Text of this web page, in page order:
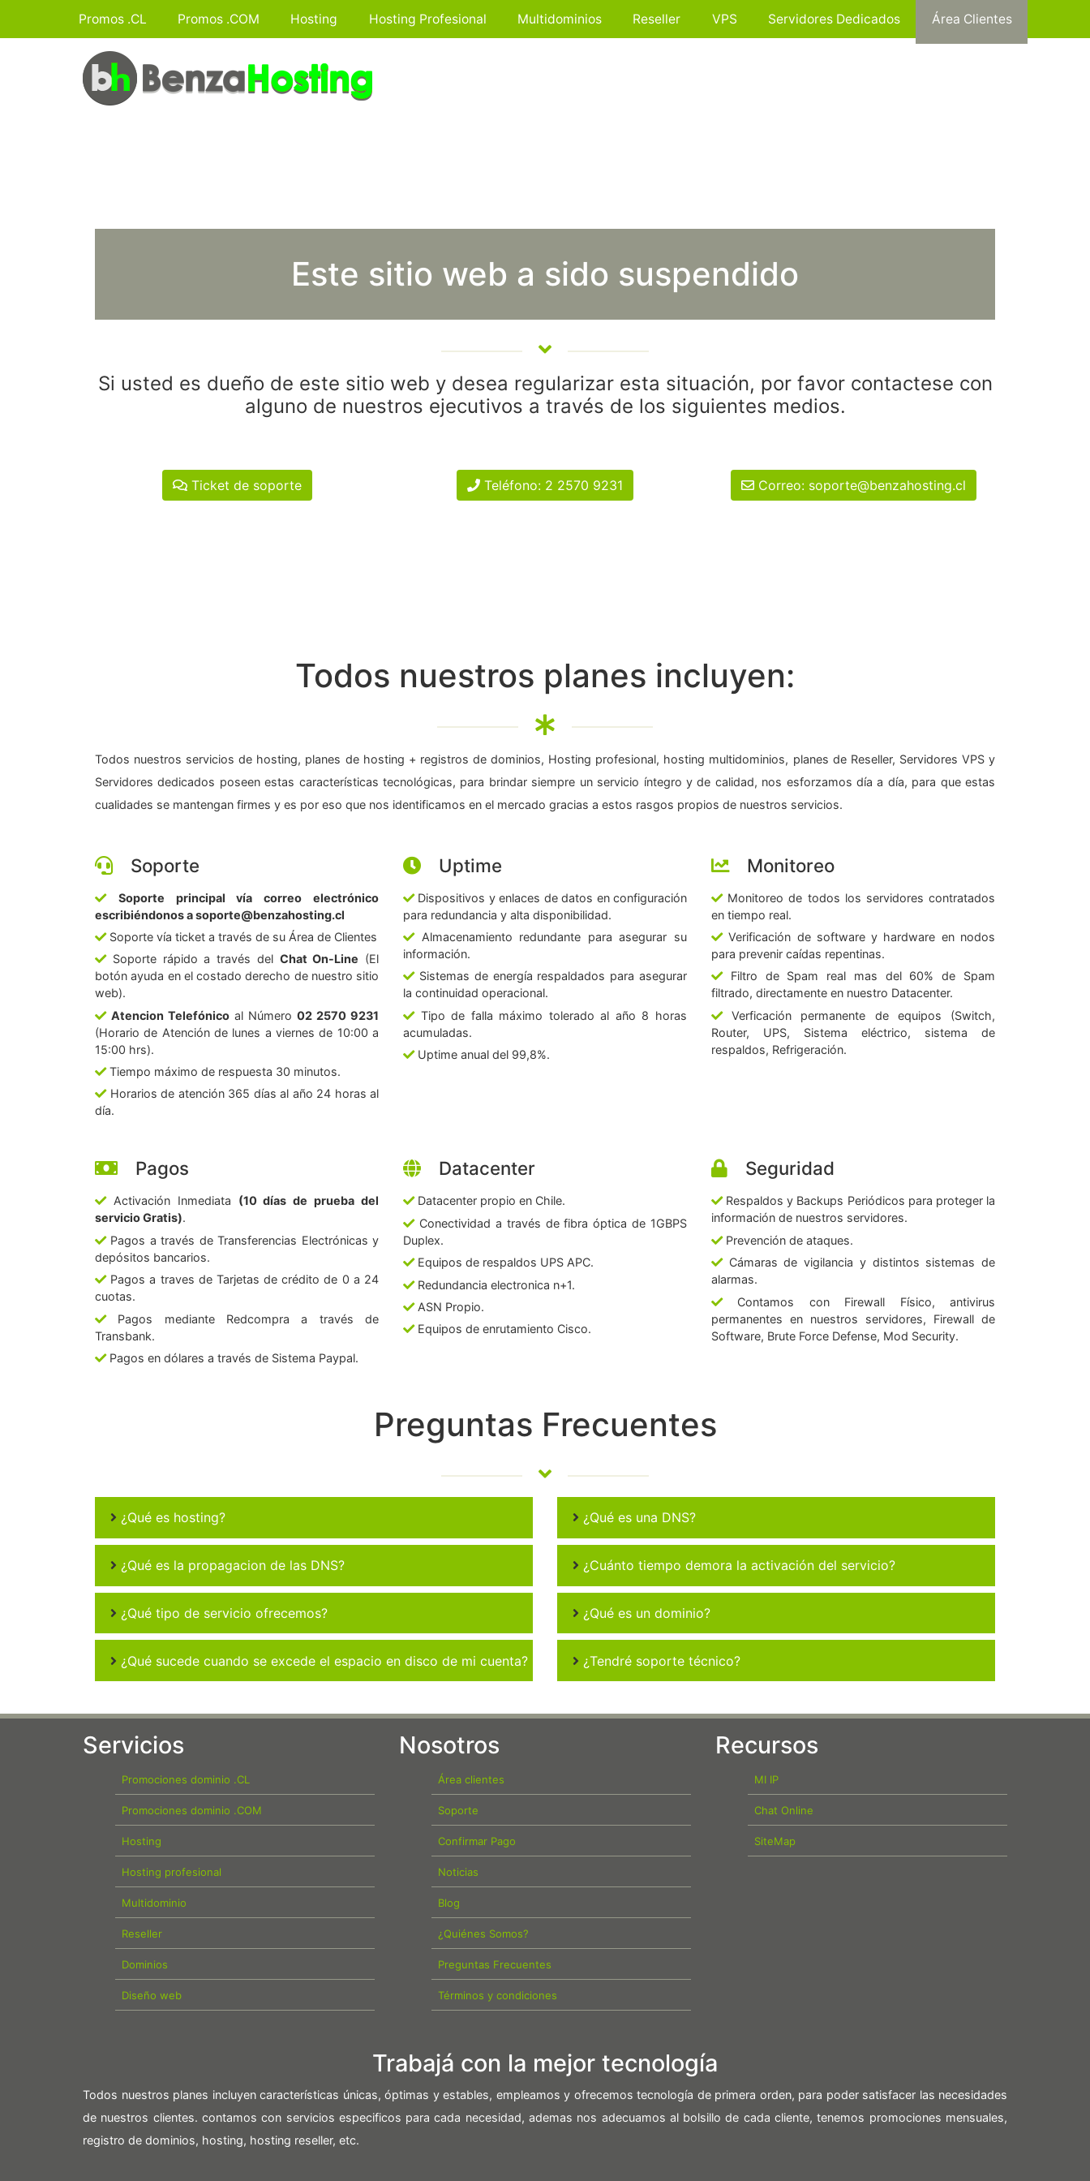
Promos .CL Promos .COM Hosting Hosting Profesional Multidominios Reseller VPS Servidores Dedicados Área Clientes
Este sitio web a sido suspendido
Si usted es dueño de este sitio web y desea regularizar esta situación, por favor contactese con
alguno de nuestros ejecutivos a través de los siguientes medios.
Ticket de soporte Teléfono: 2 2570 9231 Correo: soporte@benzahosting.cl
Todos nuestros planes incluyen:
Todos nuestros servicios de hosting, planes de hosting + registros de dominios, Hosting profesional, hosting multidominios, planes de Reseller, Servidores VPS y
Servidores dedicados poseen estas características tecnológicas, para brindar siempre un servicio íntegro y de calidad, nos esforzamos día a día, para que estas
cualidades se mantengan firmes y es por eso que nos identificamos en el mercado gracias a estos rasgos propios de nuestros servicios.
Soporte
Soporte principal vía correo electrónico
escribiéndonos a soporte@benzahosting.cl
Soporte vía ticket a través de su Área de Clientes
Soporte rápido a través del Chat On-Line (El
botón ayuda en el costado derecho de nuestro sitio
web).
Atencion Telefónico al Número 02 2570 9231
(Horario de Atención de lunes a viernes de 10:00 a
15:00 hrs).
Tiempo máximo de respuesta 30 minutos.
Horarios de atención 365 días al año 24 horas al
día.
Uptime
Dispositivos y enlaces de datos en configuración
para redundancia y alta disponibilidad.
Almacenamiento redundante para asegurar su
información.
Sistemas de energía respaldados para asegurar
la continuidad operacional.
Tipo de falla máximo tolerado al año 8 horas
acumuladas.
Uptime anual del 99,8%.
Monitoreo
Monitoreo de todos los servidores contratados
en tiempo real.
Verificación de software y hardware en nodos
para prevenir caídas repentinas.
Filtro de Spam real mas del 60% de Spam
filtrado, directamente en nuestro Datacenter.
Verficación permanente de equipos (Switch,
Router, UPS, Sistema eléctrico, sistema de
respaldos, Refrigeración.
Pagos
Activación Inmediata (10 días de prueba del
servicio Gratis).
Pagos a través de Transferencias Electrónicas y
depósitos bancarios.
Pagos a traves de Tarjetas de crédito de 0 a 24
cuotas.
Pagos mediante Redcompra a través de
Transbank.
Pagos en dólares a través de Sistema Paypal.
Datacenter
Datacenter propio en Chile.
Conectividad a través de fibra óptica de 1GBPS
Duplex.
Equipos de respaldos UPS APC.
Redundancia electronica n+1.
ASN Propio.
Equipos de enrutamiento Cisco.
Seguridad
Respaldos y Backups Periódicos para proteger la
información de nuestros servidores.
Prevención de ataques.
Cámaras de vigilancia y distintos sistemas de
alarmas.
Contamos con Firewall Físico, antivirus
permanentes en nuestros servidores, Firewall de
Software, Brute Force Defense, Mod Security.
Preguntas Frecuentes
¿Qué es hosting?
¿Qué es la propagacion de las DNS?
¿Qué tipo de servicio ofrecemos?
¿Qué sucede cuando se excede el espacio en disco de mi cuenta?
¿Qué es una DNS?
¿Cuánto tiempo demora la activación del servicio?
¿Qué es un dominio?
¿Tendré soporte técnico?
Servicios
Promociones dominio .CL
Promociones dominio .COM
Hosting
Hosting profesional
Multidominio
Reseller
Dominios
Diseño web
Nosotros
Área clientes
Soporte
Confirmar Pago
Noticias
Blog
¿Quiénes Somos?
Preguntas Frecuentes
Términos y condiciones
Recursos
MI IP
Chat Online
SiteMap
Trabajá con la mejor tecnología
Todos nuestros planes incluyen características únicas, óptimas y estables, empleamos y ofrecemos tecnología de primera orden, para poder satisfacer las necesidades
de nuestros clientes. contamos con servicios especificos para cada necesidad, ademas nos adecuamos al bolsillo de cada cliente, tenemos promociones mensuales,
registro de dominios, hosting, hosting reseller, etc.